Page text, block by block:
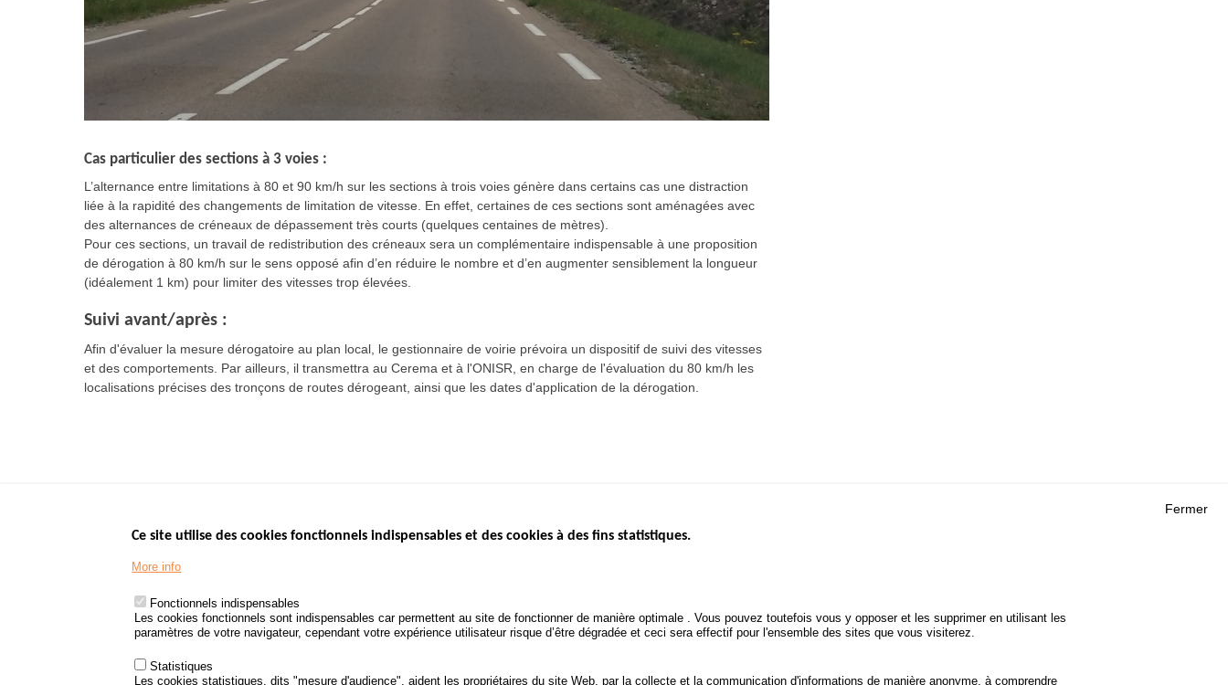
Cas particulier des sections à 3 voies :
L’alternance entre limitations à 80 et 90 km/h sur les sections à trois voies génère dans certains cas une distraction
liée à la rapidité des changements de limitation de vitesse. En effet, certaines de ces sections sont aménagées avec
des alternances de créneaux de dépassement très courts (quelques centaines de mètres).
Pour ces sections, un travail de redistribution des créneaux sera un complémentaire indispensable à une proposition
de dérogation à 80 km/h sur le sens opposé afin d’en réduire le nombre et d’en augmenter sensiblement la longueur
(idéalement 1 km) pour limiter des vitesses trop élevées.
Suivi avant/après :
Afin d'évaluer la mesure dérogatoire au plan local, le gestionnaire de voirie prévoira un dispositif de suivi des vitesses
et des comportements. Par ailleurs, il transmettra au Cerema et à l'ONISR, en charge de l'évaluation du 80 km/h les
localisations précises des tronçons de routes dérogeant, ainsi que les dates d'application de la dérogation.
www.legifrance.gouv.fr
www.service-public.fr
Bilan annuel des infractions
POLITIQUE DE SÉCURITÉ
ROUTIÈRE
Fermer
Ce site utilise des cookies fonctionnels indispensables et des cookies à des fins statistiques.
More info
Fonctionnels indispensables
Les cookies fonctionnels sont indispensables car permettent au site de fonctionner de manière optimale . Vous pouvez toutefois vous y opposer et les supprimer en utilisant les
paramètres de votre navigateur, cependant votre expérience utilisateur risque d’être dégradée et ceci sera effectif pour l'ensemble des sites que vous visiterez.
Statistiques
Les cookies statistiques, dits "mesure d'audience", aident les propriétaires du site Web, par la collecte et la communication d'informations de manière anonyme, à comprendre